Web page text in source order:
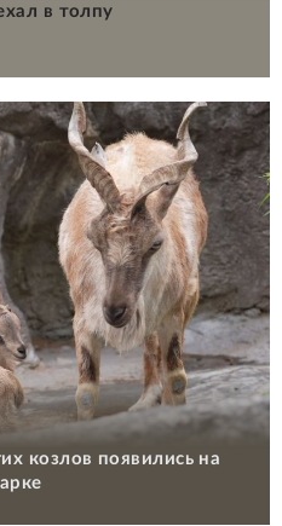
в толпу
козлов появились на